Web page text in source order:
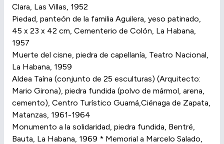
Clara, Las Villas, 1952
Piedad, panteón de la familia Aguilera, yeso patinado,
45 x 23 x 42 cm, Cementerio de Colón, La Habana,
1957
Muerte del cisne, piedra de capellanía, Teatro Nacional,
La Habana, 1959
Aldea Taína (conjunto de 25 esculturas) (Arquitecto:
Mario Girona), piedra fundida (polvo de mármol, arena,
cemento), Centro Turístico Guamá,Ciénaga de Zapata,
Matanzas, 1961-1964
Monumento a la solidaridad, piedra fundida, Bentré,
Bauta, La Habana, 1969 * Memorial a Marcelo Salado,